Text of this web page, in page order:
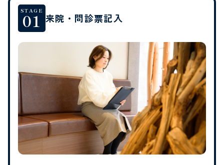
STAGE
01 来院・問診票記入